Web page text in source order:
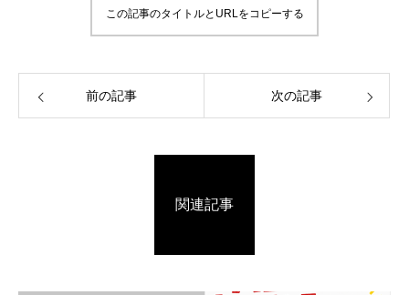
この記事のタイトルとURLをコピーする
前の記事 次の記事
関連記事